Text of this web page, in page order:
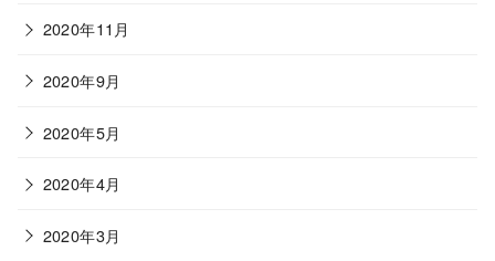
2020年11月
2020年9月
2020年5月
2020年4月
2020年3月